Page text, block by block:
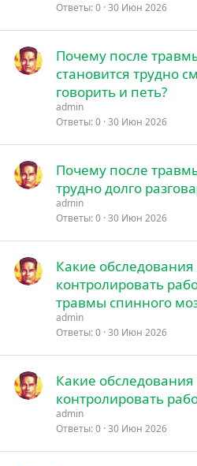
Ответы 0 30 Июн 2026
Почему после
становится трудно
говорить и петь?
admin
Ответы 0 30 Июн 2026
Почему после
трудно долго
admin
Ответы 0 30 Июн 2026
Какие
контролировать
травмы спинного
admin
Ответы 0 30 Июн 2026
Какие
контролировать
admin
Ответы 0 30 Июн 2026